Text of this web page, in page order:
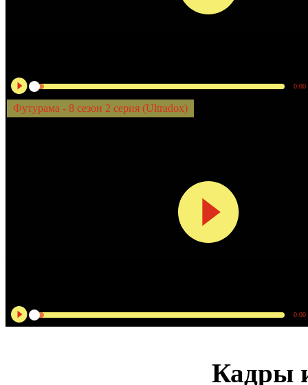
0:00
Футурама - 8 сезон 2 серия (Ultradox)
0:00
Кадры